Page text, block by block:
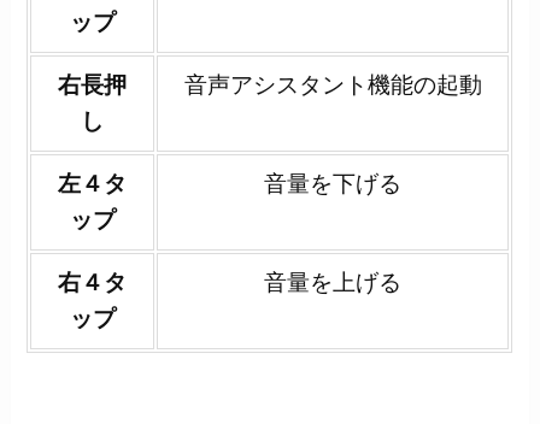
ップ
右長押
し
音声アシスタント機能の起動
左４タ
ップ
音量を下げる
右４タ
ップ
音量を上げる